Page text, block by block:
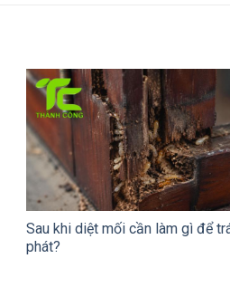
Sau khi diệt mối cần làm gì để
phát?